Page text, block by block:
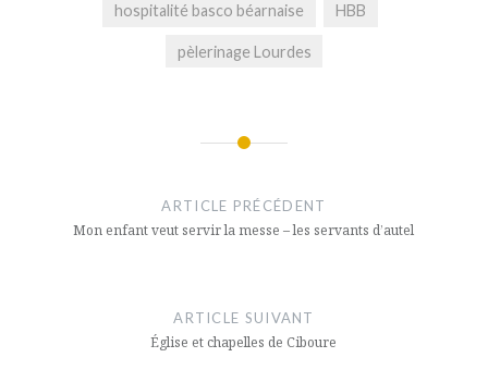
hospitalité basco béarnaise HBB
pèlerinage Lourdes
l’article
ARTICLE PRÉCÉDENT
Mon enfant veut servir la messe – les servants d’autel
ARTICLE SUIVANT
Église et chapelles de Ciboure